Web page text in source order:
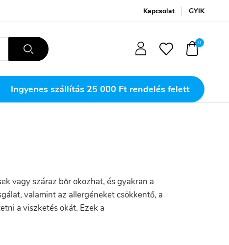
Kapcsolat GYIK
0
Ingyenes szállítás 25 000 Ft rendelés felett
vagy száraz bőr okozhat, és gyakran a
valamint az allergéneket csökkentő, a
a viszketés okát. Ezek a